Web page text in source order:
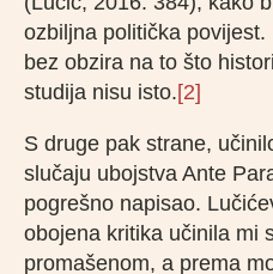
ozbiljna politička
bez obzira na to što
studija nisu isto.[2]
S druge pak strane,
slučaju ubojstva Ante
pogrešno napisao.
obojena kritika učinila mi
promašenom, a prema